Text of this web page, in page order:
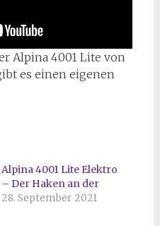
Alpina 4001 Lite von
es einen eigenen
Alpina 4001 Lite Elektro
– Der Haken an der
28. September 2021